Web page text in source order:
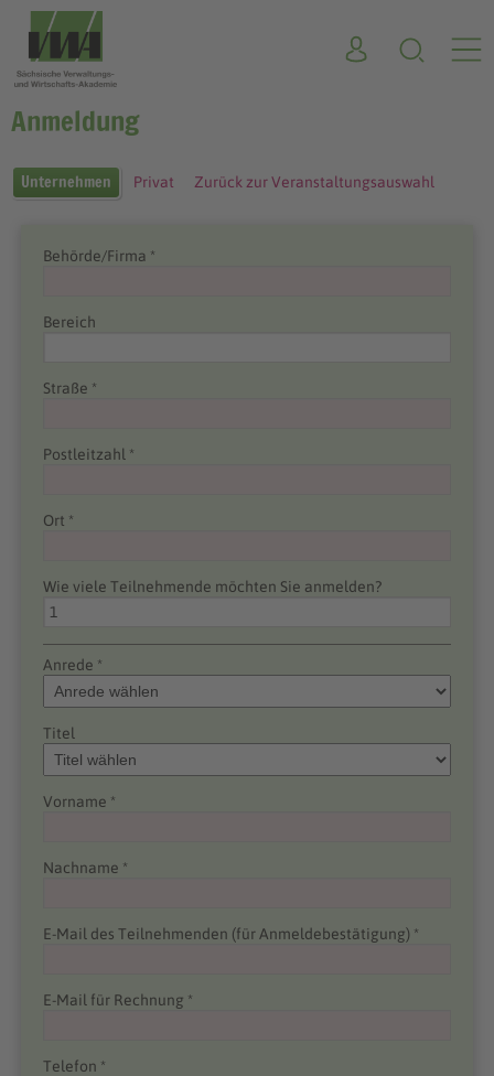
Anmeldung
Unternehmen Privat Zurück zur Veranstaltungsauswahl
Behörde/Firma *
Bereich
Straße *
Postleitzahl *
Ort *
Wie viele Teilnehmende möchten Sie anmelden?
Anrede *
Titel
Vorname *
Nachname *
E-Mail des Teilnehmenden (für Anmeldebestätigung) *
E-Mail für Rechnung *
Telefon *